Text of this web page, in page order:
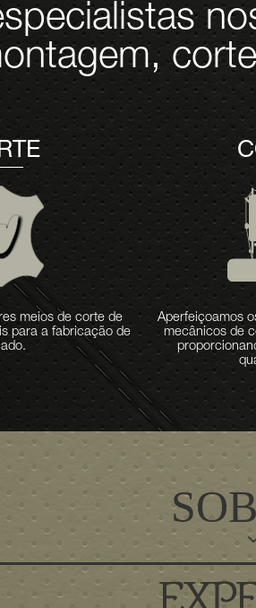
meios de corte de
para a fabricação de
Aperfeiçoamos
mecânicos de